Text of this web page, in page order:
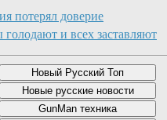
потерял доверие
и всех заставляют